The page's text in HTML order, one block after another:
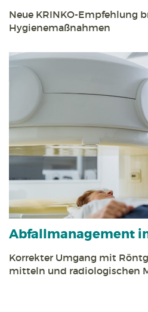
Neue KRINKO-Empfehlung
Hygiene­maßnahmen
Abfall­management
Korrekter Umgang mit
mitteln und radiologischen